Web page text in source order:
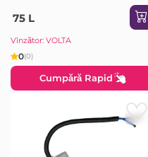
75 L
Vînzător: VOLTA
0(0)
Cumpără Rapid